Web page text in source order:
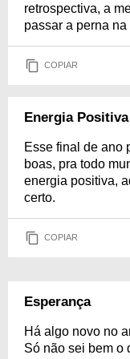
retrospectiva, a
passar a perna
COPIAR
Energia Positiva
Esse final de ano
boas, pra todo
energia positiva,
certo.
COPIAR
Esperança
Há algo novo no
Só não sei bem o